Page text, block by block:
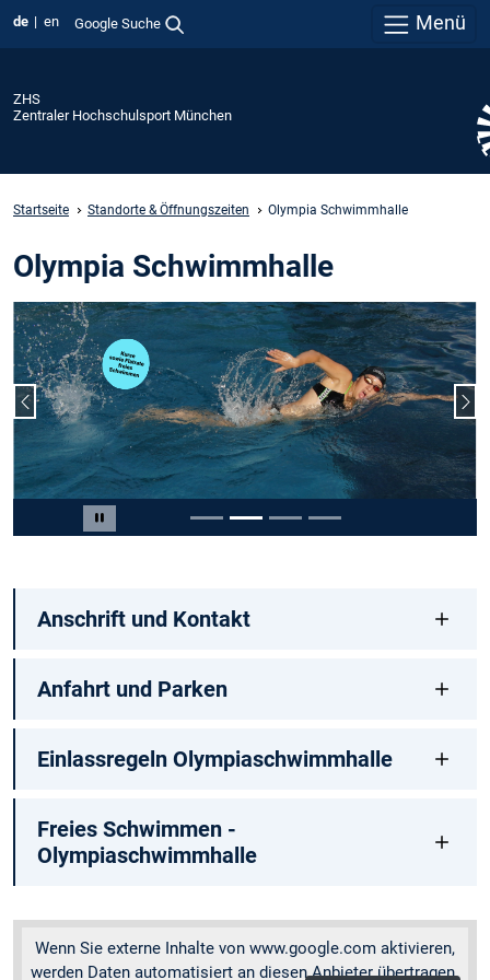
de en Google Suche Menü
ZHS
Zentraler Hochschulsport München
Startseite Standorte & Öffnungszeiten Olympia Schwimmhalle
Olympia Schwimmhalle
Carousel pausieren
Vorheriger Slide
Slide 2 von 4
Anschrift und Kontakt
Anfahrt und Parken
Einlassregeln Olympiaschwimmhalle
Freies Schwimmen -
Olympiaschwimmhalle
Wenn Sie externe Inhalte von www.google.com aktivieren,
werden Daten automatisiert an diesen Anbieter übertragen.